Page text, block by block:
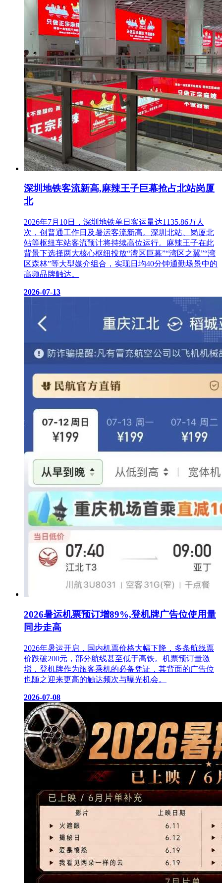
深圳地铁客流新高,麻辣王子巨幕抢占北站岗厦
北
2026年7月10日，深圳地铁单日客运量达1135.86万人
次，创普通工作日及暑运客流新高。深圳北站、岗厦北
站等枢纽车站客流预计将持续高位运行。麻辣王子在此
背景下选择两大核心枢纽投放“湾区巨幕”“湾区之翼”“湾
区森林”等大型媒介组合，实现日均40分钟通勤场景中的
高频品牌触达。
2026-07-13
2026暑运机票预订增89%,登机牌广告位使用量
同步走高
2026年暑运开启，国内机票价格大幅下降，多条航线票
价跌破200元，部分航线甚至低于高铁。机票预订量激
增，登机牌作为旅客乘机的必备凭证，其背面的广告位
也随之迎来更高的触达频次与曝光机会。
2026-07-08